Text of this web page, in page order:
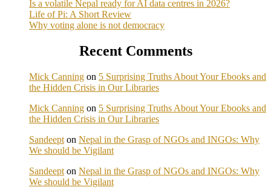
Is a volatile Nepal ready for AI data centres in 2026?
Life of Pi: A Short Review
Why voting alone is not democracy
Recent Comments
Mick Canning on 5 Surprising Truths About Your Ebooks and
the Hidden Crisis in Our Libraries
Mick Canning on 5 Surprising Truths About Your Ebooks and
the Hidden Crisis in Our Libraries
Sandeept on Nepal in the Grasp of NGOs and INGOs: Why
We should be Vigilant
Sandeept on Nepal in the Grasp of NGOs and INGOs: Why
We should be Vigilant